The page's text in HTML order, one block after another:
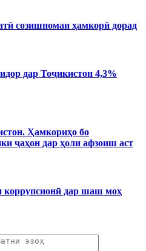
созишномаи ҳамкорӣ дорад
дар Тоҷикистон 4,3%
Ҳамкориҳо бо
ҷаҳон дар ҳоли афзоиш аст
дар шаш моҳ